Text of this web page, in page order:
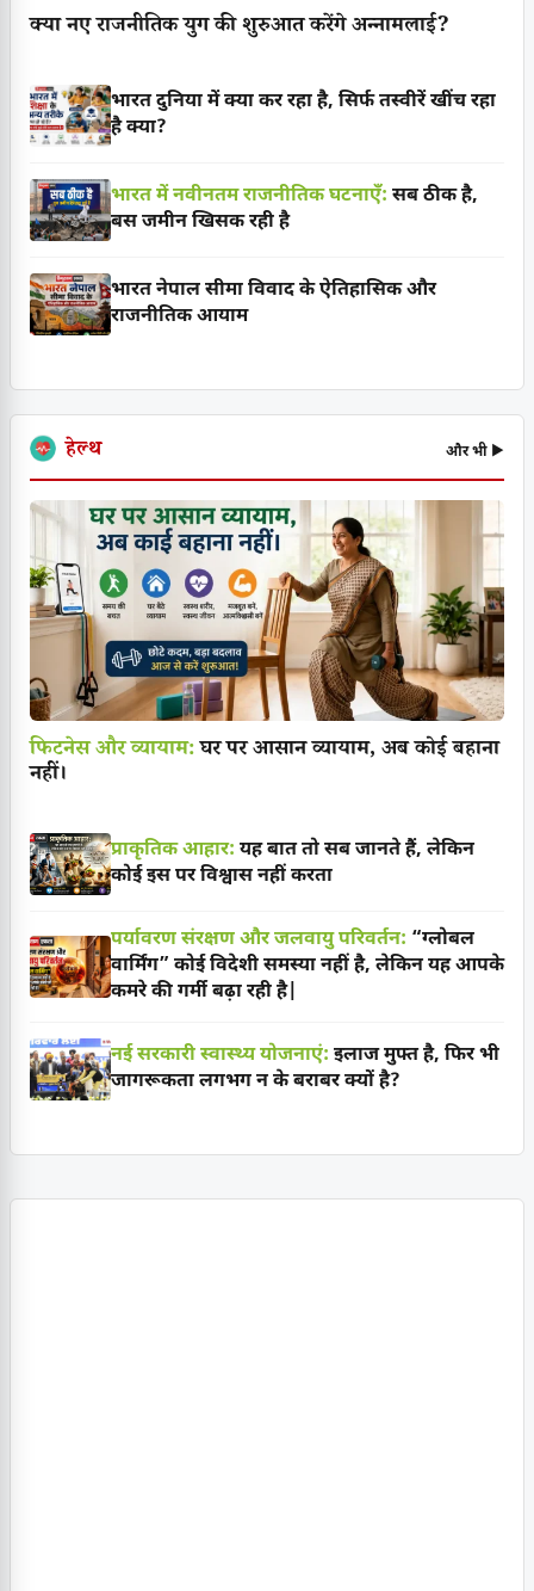
क्या नए राजनीतिक युग की शुरुआत करेंगे अन्नामलाई?
भारत दुनिया में क्या कर रहा है, सिर्फ तस्वीरें खींच रहा
है क्या?
भारत में नवीनतम राजनीतिक घटनाएँ: सब ठीक है,
बस जमीन खिसक रही है
भारत नेपाल सीमा विवाद के ऐतिहासिक और
राजनीतिक आयाम
हेल्थ और भी ▶
फिटनेस और व्यायाम:घर पर आसान व्यायाम, अब कोई बहाना
नहीं।
प्राकृतिक आहार: यह बात तो सब जानते हैं, लेकिन
कोई इस पर विश्वास नहीं करता
पर्यावरण संरक्षण और जलवायु परिवर्तन: “ग्लोबल
वार्मिंग” कोई विदेशी समस्या नहीं है, लेकिन यह आपके
कमरे की गर्मी बढ़ा रही है|
नई सरकारी स्वास्थ्य योजनाएं: इलाज मुफ्त है, फिर भी
जागरूकता लगभग न के बराबर क्यों है?